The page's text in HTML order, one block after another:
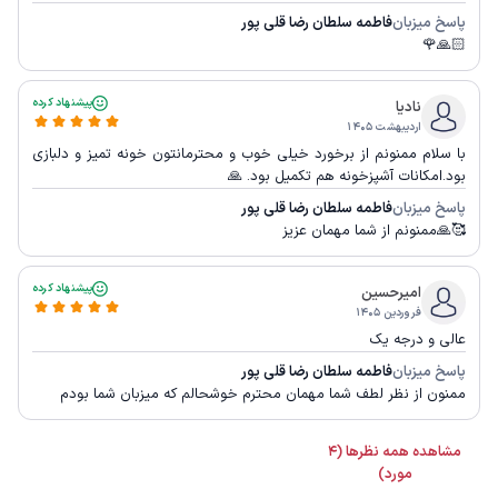
پاسخ میزبانفاطمه سلطان رضا قلی پور
🙏🏻🌹
نادیا
اردیبهشت ۱۴۰۵
پیشنهاد کرده
با سلام ممنونم از برخورد خیلی خوب و محترمانتون خونه تمیز و دلبازی
بود.امکانات آشپزخونه هم تکمیل بود. 🙏
پاسخ میزبانفاطمه سلطان رضا قلی پور
🥰🙏ممنونم از شما مهمان عزیز
امیرحسین
فروردین ۱۴۰۵
پیشنهاد کرده
عالی و درجه یک
پاسخ میزبانفاطمه سلطان رضا قلی پور
ممنون از نظر لطف شما مهمان محترم خوشحالم که میزبان شما بودم
مشاهده همه نظرها (4
مورد)